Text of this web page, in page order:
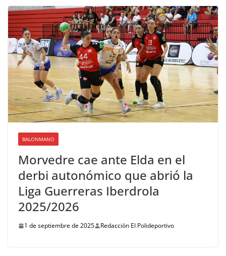
BALONMANO
Morvedre cae ante Elda en el
derbi autonómico que abrió la
Liga Guerreras Iberdrola
2025/2026
1 de septiembre de 2025 Redacción El Polideportivo